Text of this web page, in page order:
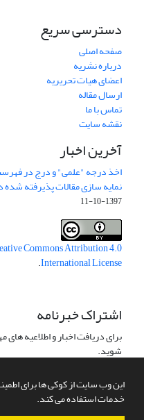
این وب سایت از کوکی ها برای
خدمات استفاده می کند.
دسترسی سریع
صفحه اصلی
درباره نشریه
اعضای هیات تحریریه
ارسال مقاله
تماس با ما
نقشه سایت
آخرین اخبار
اخذ درجه "علمی" و درج در
نمایه سازی مقالات پذیرفته شده
1397-10-11
Commons Attribution 4.0
International License
.
اشتراک خبرنامه
برای دریافت اخبار و اطلاعیه
شوید.